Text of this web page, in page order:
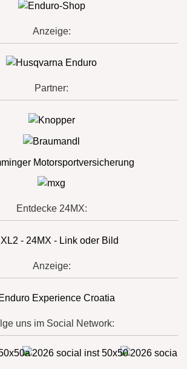
Anzeige:
Partner:
Entdecke 24MX:
Anzeige:
uns im Social Network: